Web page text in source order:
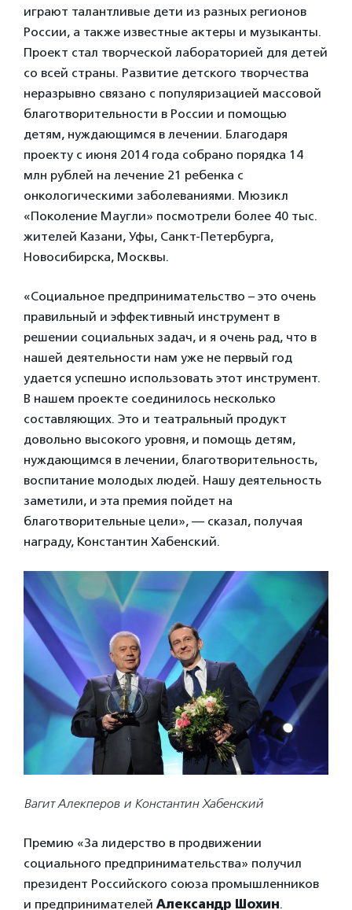
играют талантливые дети из разных регионов
России, а также известные актеры и музыканты.
Проект стал творческой лабораторией для детей
со всей страны. Развитие детского творчества
неразрывно связано с популяризацией массовой
благотворительности в России и помощью
детям, нуждающимся в лечении. Благодаря
проекту с июня 2014 года собрано порядка 14
млн рублей на лечение 21 ребенка с
онкологическими заболеваниями. Мюзикл
«Поколение Маугли» посмотрели более 40 тыс.
жителей Казани, Уфы, Санкт-Петербурга,
Новосибирска, Москвы.
«Социальное предпринимательство – это очень
правильный и эффективный инструмент в
решении социальных задач, и я очень рад, что в
нашей деятельности нам уже не первый год
удается успешно использовать этот инструмент.
В нашем проекте соединилось несколько
составляющих. Это и театральный продукт
довольно высокого уровня, и помощь детям,
нуждающимся в лечении, благотворительность,
воспитание молодых людей. Нашу деятельность
заметили, и эта премия пойдет на
благотворительные цели», — сказал, получая
награду, Константин Хабенский.
Вагит Алекперов и Константин Хабенский
Премию «За лидерство в продвижении
социального предпринимательства» получил
президент Российского союза промышленников
и предпринимателей Александр Шохин.